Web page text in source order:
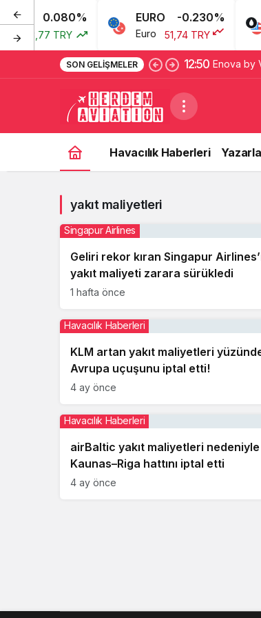
0.080%
43,77 TRY
EURO -0.230%
Euro 51,74 TRY
SON GELIŞMELER 12:50 Enova by
Havacılık Haberleri
yakıt maliyetleri
Geliri rekor kıran Singapur
yakıt maliyeti zarara sürükledi
Singapur Airlines
1 hafta önce
KLM artan yakıt maliyetleri
Avrupa uçuşunu iptal etti!
Havacılık Haberleri
4 ay önce
airBaltic yakıt maliyetleri nedeniyle
Kaunas–Riga hattını iptal etti
Havacılık Haberleri
4 ay önce